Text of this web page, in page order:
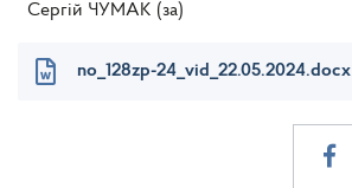
Сергій ЧУМАК (за)
no_128zp-24_vid_22.05.2024.docx